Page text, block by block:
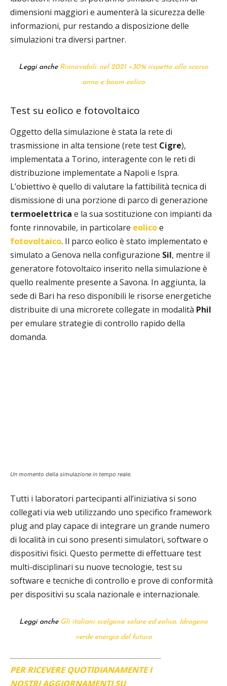
dimensioni maggiori e aumenterà la sicurezza delle
informazioni, pur restando a disposizione delle
simulazioni tra diversi partner.
Leggi anche Rinnovabili: nel 2021 +30% rispetto allo scorso
anno e boom eolico
Test su eolico e fotovoltaico
Oggetto della simulazione è stata la rete di
trasmissione in alta tensione (rete test Cigre),
implementata a Torino, interagente con le reti di
distribuzione implementate a Napoli e Ispra.
L’obiettivo è quello di valutare la fattibilità tecnica di
dismissione di una porzione di parco di generazione
termoelettrica e la sua sostituzione con impianti da
fonte rinnovabile, in particolare eolicoe
fotovoltaico. Il parco eolico è stato implementato e
simulato a Genova nella configurazione Sil, mentre il
generatore fotovoltaico inserito nella simulazione è
quello realmente presente a Savona. In aggiunta, la
sede di Bari ha reso disponibili le risorse energetiche
distribuite di una microrete collegate in modalità Phil
per emulare strategie di controllo rapido della
domanda.
Un momento della simulazione in tempo reale.
Tutti i laboratori partecipanti all’iniziativa si sono
collegati via web utilizzando uno specifico framework
plug and play capace di integrare un grande numero
di località in cui sono presenti simulatori, software o
dispositivi fisici. Questo permette di effettuare test
multi-disciplinari su nuove tecnologie, test su
software e tecniche di controllo e prove di conformità
per dispositivi su scala nazionale e internazionale.
Leggi anche Gli italiani scelgono solare ed eolico. Idrogeno
verde energia del futuro
PER RICEVERE QUOTIDIANAMENTE I
NOSTRI AGGIORNAMENTI SU